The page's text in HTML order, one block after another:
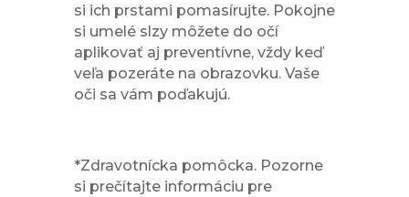
si ich prstami pomasírujte. Pokojne
si umelé slzy môžete do očí
aplikovať aj preventívne, vždy keď
veľa pozeráte na obrazovku. Vaše
oči sa vám poďakujú.
*Zdravotnícka pomôcka. Pozorne
si prečítajte informáciu pre